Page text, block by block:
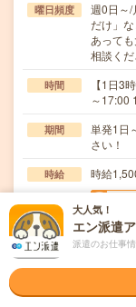
曜日頻度
週0日～
だけ」
あって
相談くだ
時間
【1日3
～17:00
期間
単発1日
さい！
時給 時給
■ 交通費
仕事内容
＼お菓
応募資格
職種未
大人気！
エン派遣
派遣のお仕事